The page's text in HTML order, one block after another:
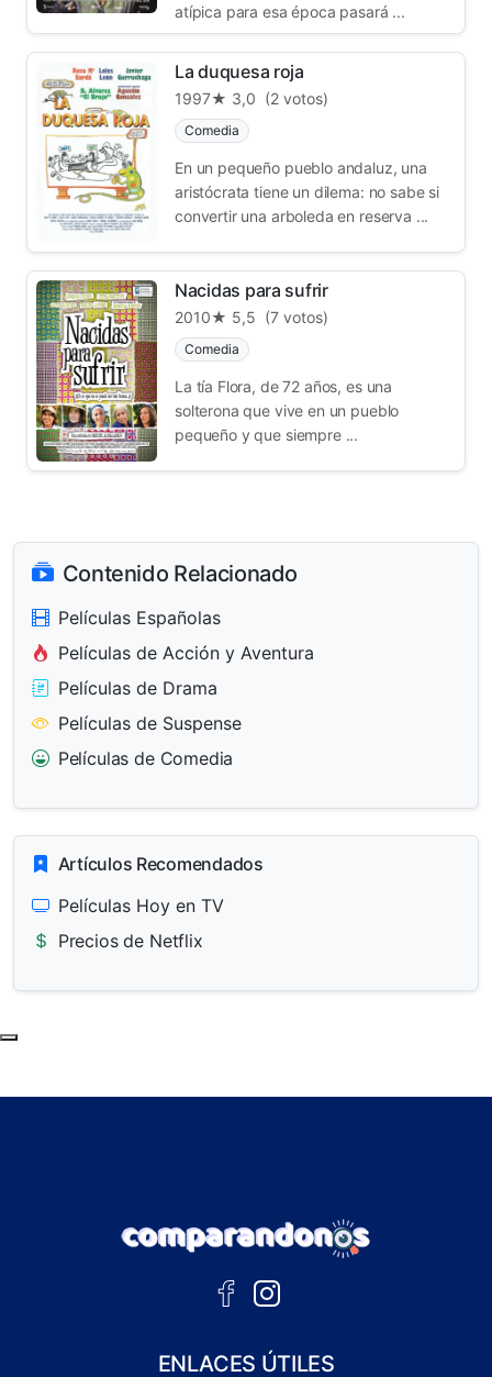
atípica para esa época pasará ...
La duquesa roja
1997★ 3,0 (2 votos)
Comedia
En un pequeño pueblo andaluz, una
aristócrata tiene un dilema: no sabe si
convertir una arboleda en reserva ...
Nacidas para sufrir
2010★ 5,5 (7 votos)
Comedia
La tía Flora, de 72 años, es una
solterona que vive en un pueblo
pequeño y que siempre ...
Contenido Relacionado
Películas Españolas
Películas de Acción y Aventura
Películas de Drama
Películas de Suspense
Películas de Comedia
Artículos Recomendados
Películas Hoy en TV
Precios de Netflix
ENLACES ÚTILES